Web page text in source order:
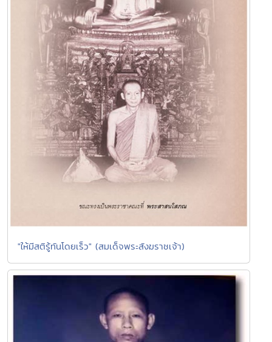
"ให้มีสติรู้ทันโดยเร็ว" (สมเด็จพระสังฆราชเจ้า)